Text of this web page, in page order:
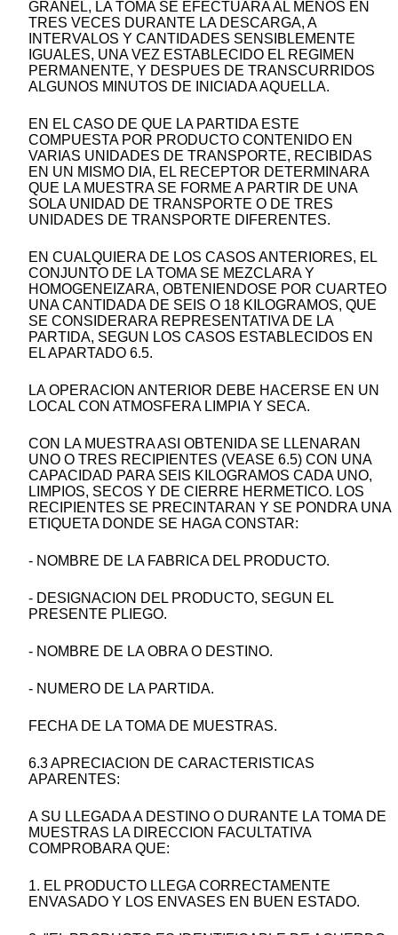
GRANEL, LA TOMA SE EFECTUARA AL MENOS EN
TRES VECES DURANTE LA DESCARGA, A
INTERVALOS Y CANTIDADES SENSIBLEMENTE
IGUALES, UNA VEZ ESTABLECIDO EL REGIMEN
PERMANENTE, Y DESPUES DE TRANSCURRIDOS
ALGUNOS MINUTOS DE INICIADA AQUELLA.
EN EL CASO DE QUE LA PARTIDA ESTE
COMPUESTA POR PRODUCTO CONTENIDO EN
VARIAS UNIDADES DE TRANSPORTE, RECIBIDAS
EN UN MISMO DIA, EL RECEPTOR DETERMINARA
QUE LA MUESTRA SE FORME A PARTIR DE UNA
SOLA UNIDAD DE TRANSPORTE O DE TRES
UNIDADES DE TRANSPORTE DIFERENTES.
EN CUALQUIERA DE LOS CASOS ANTERIORES, EL
CONJUNTO DE LA TOMA SE MEZCLARA Y
HOMOGENEIZARA, OBTENIENDOSE POR CUARTEO
UNA CANTIDADA DE SEIS O 18 KILOGRAMOS, QUE
SE CONSIDERARA REPRESENTATIVA DE LA
PARTIDA, SEGUN LOS CASOS ESTABLECIDOS EN
EL APARTADO 6.5.
LA OPERACION ANTERIOR DEBE HACERSE EN UN
LOCAL CON ATMOSFERA LIMPIA Y SECA.
CON LA MUESTRA ASI OBTENIDA SE LLENARAN
UNO O TRES RECIPIENTES (VEASE 6.5) CON UNA
CAPACIDAD PARA SEIS KILOGRAMOS CADA UNO,
LIMPIOS, SECOS Y DE CIERRE HERMETICO. LOS
RECIPIENTES SE PRECINTARAN Y SE PONDRA UNA
ETIQUETA DONDE SE HAGA CONSTAR:
- NOMBRE DE LA FABRICA DEL PRODUCTO.
- DESIGNACION DEL PRODUCTO, SEGUN EL
PRESENTE PLIEGO.
- NOMBRE DE LA OBRA O DESTINO.
- NUMERO DE LA PARTIDA.
FECHA DE LA TOMA DE MUESTRAS.
6.3 APRECIACION DE CARACTERISTICAS
APARENTES:
A SU LLEGADA A DESTINO O DURANTE LA TOMA DE
MUESTRAS LA DIRECCION FACULTATIVA
COMPROBARA QUE:
1. EL PRODUCTO LLEGA CORRECTAMENTE
ENVASADO Y LOS ENVASES EN BUEN ESTADO.